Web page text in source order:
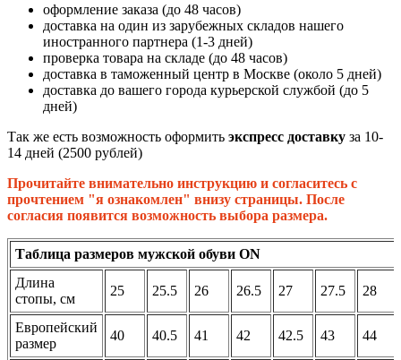
оформление заказа (до 48 часов)
доставка на один из зарубежных складов нашего
иностранного партнера (1-3 дней)
проверка товара на складе (до 48 часов)
доставка в таможенный центр в Москве (около 5 дней)
доставка до вашего города курьерской службой (до 5
дней)
Так же есть возможность оформить экспресс доставку за 10-
14 дней (2500 рублей)
Прочитайте внимательно инструкцию и согласитесь с
прочтением "я ознакомлен" внизу страницы. После
согласия появится возможность выбора размера.
Таблица размеров мужской обуви ON
Длина
стопы, см
25 25.5 26 26.5 27 27.5 28
Европейский
размер
40 40.5 41 42 42.5 43 44